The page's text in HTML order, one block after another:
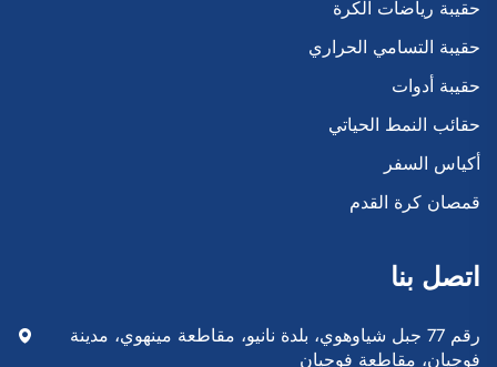
حقيبة رياضات الكرة
حقيبة التسامي الحراري
حقيبة أدوات
حقائب النمط الحياتي
أكياس السفر
قمصان كرة القدم
اتصل بنا
رقم 77 جبل شياوهوي، بلدة نانيو، مقاطعة مينهوي، مدينة
فوجيان، مقاطعة فوجيان